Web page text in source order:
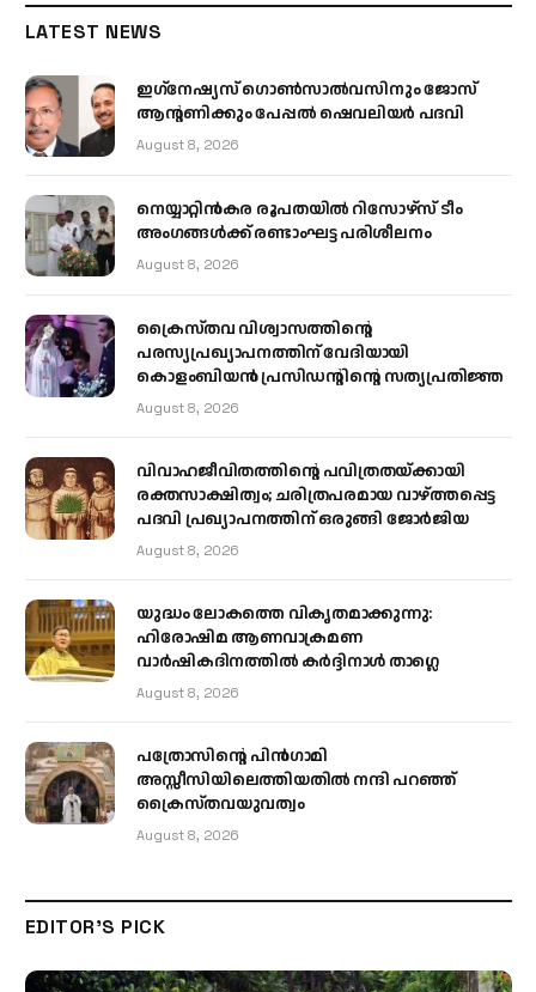
LATEST NEWS
ഇഗ്‌നേഷ്യസ് ഗൊൺസാൽവസിനും ജോസ്
ആന്റണിക്കും പേപ്പൽ ഷെവലിയർ പദവി
August 8, 2026
നെയ്യാറ്റിൻകര രൂപതയിൽ റിസോഴ്സ് ടീം
അംഗങ്ങൾക്ക് രണ്ടാംഘട്ട പരിശീലനം
August 8, 2026
ക്രൈസ്തവ വിശ്വാസത്തിന്റെ
പരസ്യപ്രഖ്യാപനത്തിന് വേദിയായി
കൊളംബിയൻ പ്രസിഡന്റിന്റെ സത്യപ്രതിജ്ഞ
August 8, 2026
വിവാഹജീവിതത്തിന്റെ പവിത്രതയ്ക്കായി
രക്തസാക്ഷിത്വം; ചരിത്രപരമായ വാഴ്ത്തപ്പെട്ട
പദവി പ്രഖ്യാപനത്തിന് ഒരുങ്ങി ജോര്‍ജിയ
August 8, 2026
യുദ്ധം ലോകത്തെ വികൃതമാക്കുന്നു:
ഹിരോഷിമ ആണവാക്രമണ
വാർഷികദിനത്തിൽ കർദ്ദിനാൾ താഗ്ലെ
August 8, 2026
പത്രോസിന്റെ പിൻഗാമി
അസ്സീസിയിലെത്തിയതിൽ നന്ദി പറഞ്ഞ്
ക്രൈസ്തവയുവത്വം
August 8, 2026
EDITOR'S PICK